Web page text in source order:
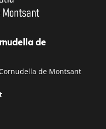
de
de Montsant